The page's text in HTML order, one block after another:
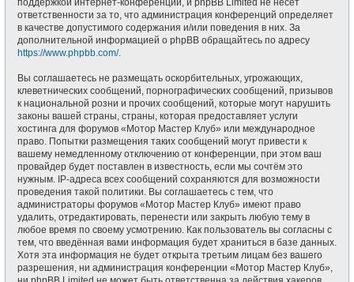
поддержкой интернет-конференций, и phpBB Limited не несёт
ответственности за то, что администрация конференций определяет
в качестве допустимого содержания и/или поведения в них. За
дополнительной информацией о phpBB обращайтесь по адресу
https://www.phpbb.com/.
Вы соглашаетесь не размещать оскорбительных, угрожающих,
клеветнических сообщений, порнографических сообщений, призывов
к национальной розни и прочих сообщений, которые могут нарушить
законы вашей страны, страны, которая предоставляет услуги
хостинга для форумов «Мотор Мастер Клуб» или международное
право. Попытки размещения таких сообщений могут привести к
вашему немедленному отключению от конференции, при этом ваш
провайдер будет поставлен в известность, если мы сочтём это
нужным. IP-адреса всех сообщений сохраняются для возможности
проведения такой политики. Вы соглашаетесь с тем, что
администраторы форумов «Мотор Мастер Клуб» имеют право
удалить, отредактировать, перенести или закрыть любую тему в
любое время по своему усмотрению. Как пользователь вы согласны с
тем, что введённая вами информация будет храниться в базе данных.
Хотя эта информация не будет открыта третьим лицам без вашего
разрешения, ни администрация конференции «Мотор Мастер Клуб»,